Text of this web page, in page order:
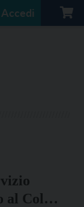
Accedi
al Colle